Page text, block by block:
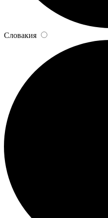
Словакия